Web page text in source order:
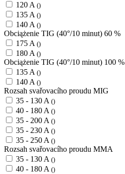
120 A ()
135 A ()
140 A ()
Obciążenie TIG (40°/10 minut) 60 %
175 A ()
180 A ()
Obciążenie TIG (40°/10 minut) 100 %
135 A ()
140 A ()
Rozsah svařovacího proudu MIG
35 - 130 A ()
40 - 180 A ()
35 - 200 A ()
35 - 230 A ()
35 - 250 A ()
Rozsah svařovacího proudu MMA
35 - 130 A ()
40 - 180 A ()